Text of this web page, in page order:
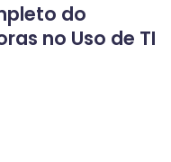
do
no Uso de TI